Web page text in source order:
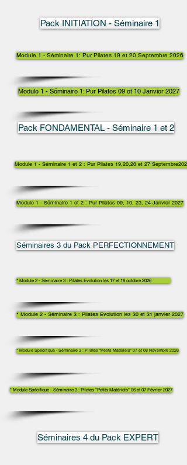
Pack INITIATION - Séminaire 1
Module 1 - Séminaire 1: Pur Pilates 19 et 20 Septembre 2026
Module 1 - Séminaire 1: Pur Pilates 09 et 10 Janvier 2027
Pack FONDAMENTAL - Séminaire 1 et 2
Module 1 - Séminaire 1 et 2 : Pur Pilates 19,20,26 et 27 Septembre2026
Module 1 - Séminaire 1 et 2 : Pur Pilates 09, 10, 23, 24 Janvier 2027
Séminaires 3 du Pack PERFECTIONNEMENT
* Module 2 - Séminaire 3 : Pilates Evolution les 17 et 18 octobre 2026
* Module 2 - Séminaire 3 : Pilates Evolution les 30 et 31 janvier 2027
* Module Spécifique - Séminaire 3 : Pilates "Petits Matériels" 07 et 08 Novembre 2026
* Module Spécifique - Séminaire 3 : Pilates "Petits Matériels" 06 et 07 Février 2027
Séminaires 4 du Pack EXPERT